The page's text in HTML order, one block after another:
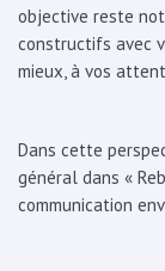
objective reste
constructifs avec
mieux, à vos
Dans cette
général dans «
communication